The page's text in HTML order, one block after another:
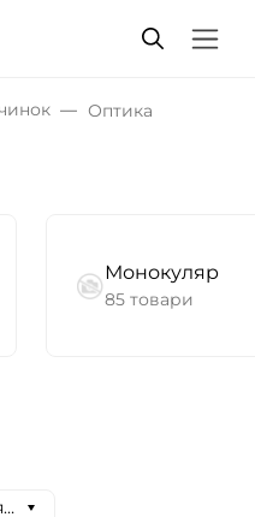
Оптика
Монокуляр
85 товари
спочатку